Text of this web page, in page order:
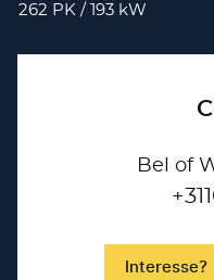
262 PK / 193 kW
Bel of
Interesse?